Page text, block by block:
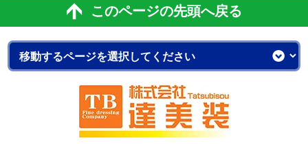
このページの先頭へ戻る